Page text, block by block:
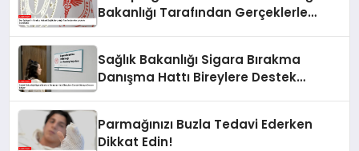
Bakanlığı Tarafından Gerçeklerle
Sağlık Bakanlığı Sigara Bırakma
Danışma Hattı Bireylere Destek
Parmağınızı Buzla Tedavi Ederken
Dikkat Edin!